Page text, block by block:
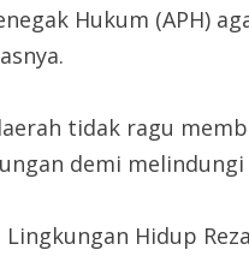
Hukum (APH)
tidak ragu
demi
Lingkungan Hidup